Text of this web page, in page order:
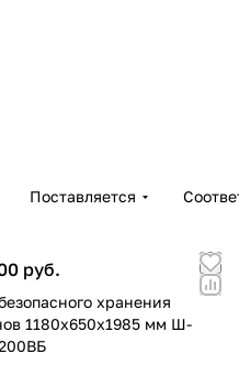
Поставляется
руб.
хранения
1180x650x1985 мм Ш-